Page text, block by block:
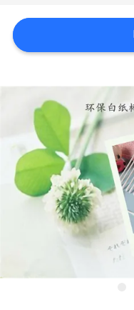
SITEMAP
POLICY